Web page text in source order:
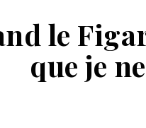
le
que je